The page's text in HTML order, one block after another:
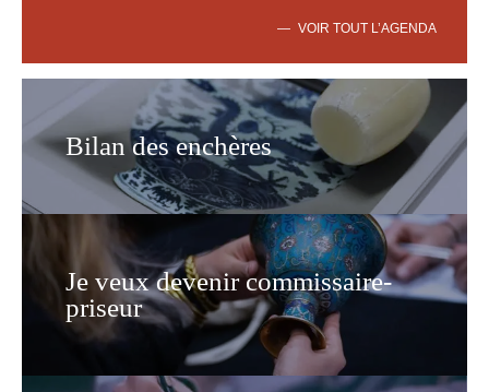
VOIR TOUT L’AGENDA
Bilan des enchères
Je veux devenir commissaire-
priseur